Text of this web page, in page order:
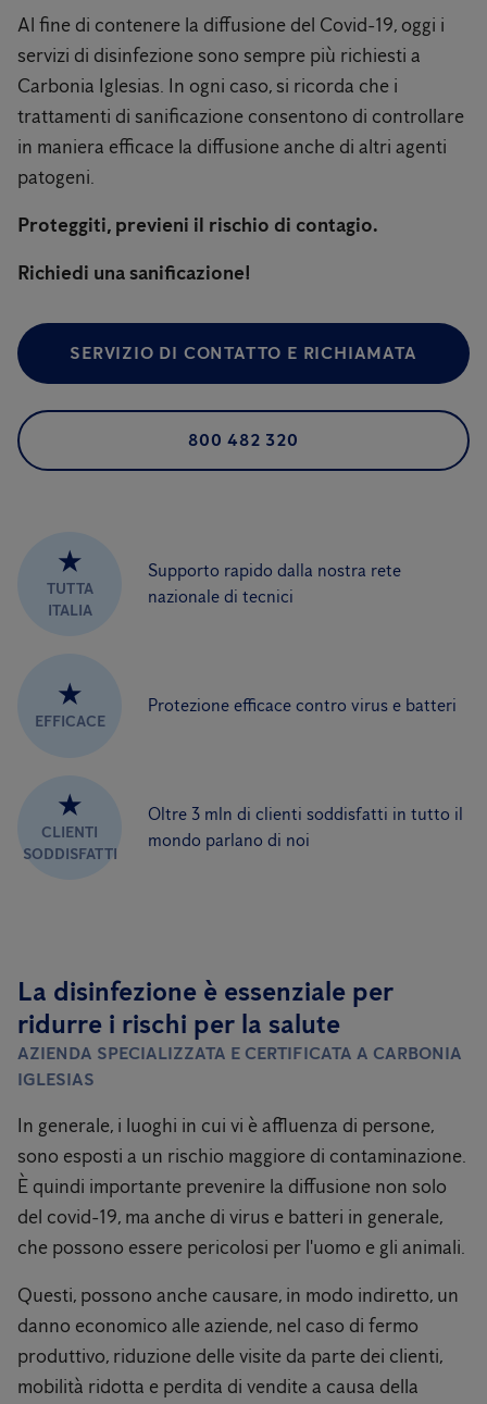
Al fine di contenere la diffusione del Covid-19, oggi i
servizi di disinfezione sono sempre più richiesti a
Carbonia Iglesias. In ogni caso, si ricorda che i
trattamenti di sanificazione consentono di controllare
in maniera efficace la diffusione anche di altri agenti
patogeni.
Proteggiti, previeni il rischio di contagio.
Richiedi una sanificazione!
SERVIZIO DI CONTATTO E RICHIAMATA
800 482 320
★
TUTTA
ITALIA
Supporto rapido dalla nostra rete
nazionale di tecnici
★
EFFICACE
Protezione efficace contro virus e batteri
★
CLIENTI
SODDISFATTI
Oltre 3 mln di clienti soddisfatti in tutto il
mondo parlano di noi
La disinfezione è essenziale per
ridurre i rischi per la salute
AZIENDA SPECIALIZZATA E CERTIFICATA A CARBONIA
IGLESIAS
In generale, i luoghi in cui vi è affluenza di persone,
sono esposti a un rischio maggiore di contaminazione.
È quindi importante prevenire la diffusione non solo
del covid-19, ma anche di virus e batteri in generale,
che possono essere pericolosi per l'uomo e gli animali.
Questi, possono anche causare, in modo indiretto, un
danno economico alle aziende, nel caso di fermo
produttivo, riduzione delle visite da parte dei clienti,
mobilità ridotta e perdita di vendite a causa della